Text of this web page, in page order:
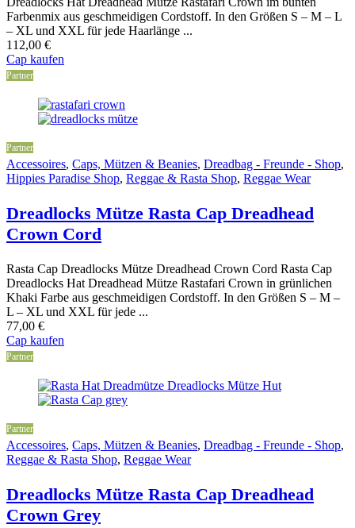
Farbenmix aus geschmeidigen Cordstoff. In den Größen S – M – L
– XL und XXL für jede Haarlänge ...
112,00 €
Cap kaufen
Partner
Partner
Accessoires, Caps, Mützen & Beanies, Dreadbag - Freunde - Shop,
Hippies Paradise Shop, Reggae & Rasta Shop, Reggae Wear
Dreadlocks Mütze Rasta Cap Dreadhead
Crown Cord
Rasta Cap Dreadlocks Mütze Dreadhead Crown Cord Rasta Cap
Dreadlocks Hat Dreadhead Mütze Rastafari Crown in grünlichen
Khaki Farbe aus geschmeidigen Cordstoff. In den Größen S – M –
L – XL und XXL für jede ...
77,00 €
Cap kaufen
Partner
Partner
Accessoires, Caps, Mützen & Beanies, Dreadbag - Freunde - Shop,
Reggae & Rasta Shop, Reggae Wear
Dreadlocks Mütze Rasta Cap Dreadhead
Crown Grey